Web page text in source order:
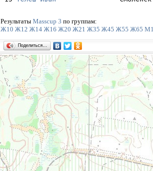
Результаты Masscup 3 по группам:
Ж10 Ж12 Ж14 Ж16 Ж20 Ж21 Ж35 Ж45 Ж55 Ж65
Поделиться…